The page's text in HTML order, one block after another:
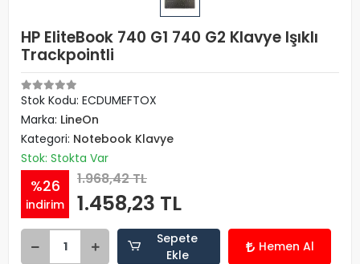
HP EliteBook 740 G1 740 G2 Klavye Işıklı
Trackpointli
Stok Kodu: ECDUMEFTOX
Marka: LineOn
Kategori: Notebook Klavye
Stok: Stokta Var
%26
indirim
1.968,42 TL
1.458,23 TL
Sepete
Ekle
Hemen Al